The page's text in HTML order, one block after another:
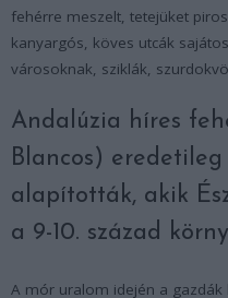
fehérre meszelt, tetejüket
kanyargós, köves utcák
városoknak, sziklák,
Andalúzia híres
Blancos)
alapították, akik
a 9-10. század
A mór uralom idején a